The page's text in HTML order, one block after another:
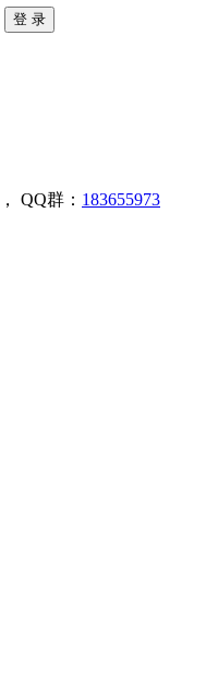
， QQ群： 183655973